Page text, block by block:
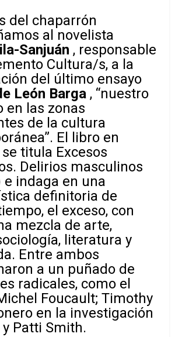
del chaparrón
al novelista
Sanjuán , responsable
Cultura/s, a la
del último ensayo
León Barga , “nuestro
en las zonas
de la cultura
El libro en
titula Excesos
Delirios masculinos
e indaga en una
definitoria de
el exceso, con
mezcla de arte,
literatura y
Entre ambos
a un puñado de
radicales, como el
Foucault; Timothy
en la investigación
y Patti Smith.